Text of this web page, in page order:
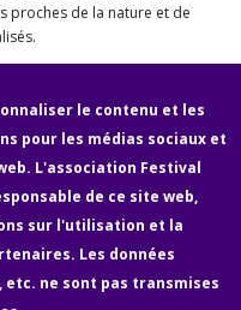
proches de la nature et de
Médias
données
le contenu et les
pour les médias sociaux et
L'association Festival
de ce site web,
sur l'utilisation et la
Les données
ne sont pas transmises